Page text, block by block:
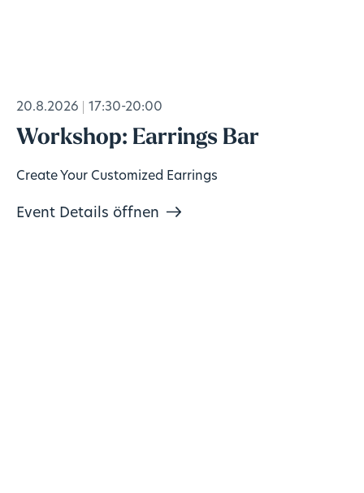
20.8.2026 17:30-20:00
Workshop: Earrings Bar
Create Your Customized Earrings
Event Details öffnen